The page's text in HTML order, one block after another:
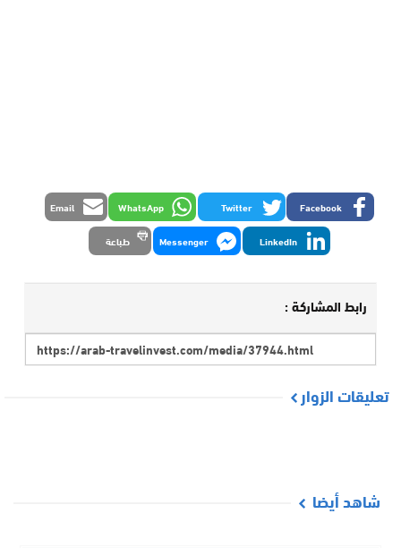
Facebook
Twitter
WhatsApp
Email
LinkedIn
Messenger طباعة
رابط المشاركة :
تعليقات الزوار
شاهد أيضا